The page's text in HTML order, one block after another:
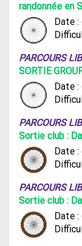
randonnée en
Date :
PARCOURS
SORTIE
Date :
PARCOURS
Sortie club :
Date :
PARCOURS
Sortie club :
Date :